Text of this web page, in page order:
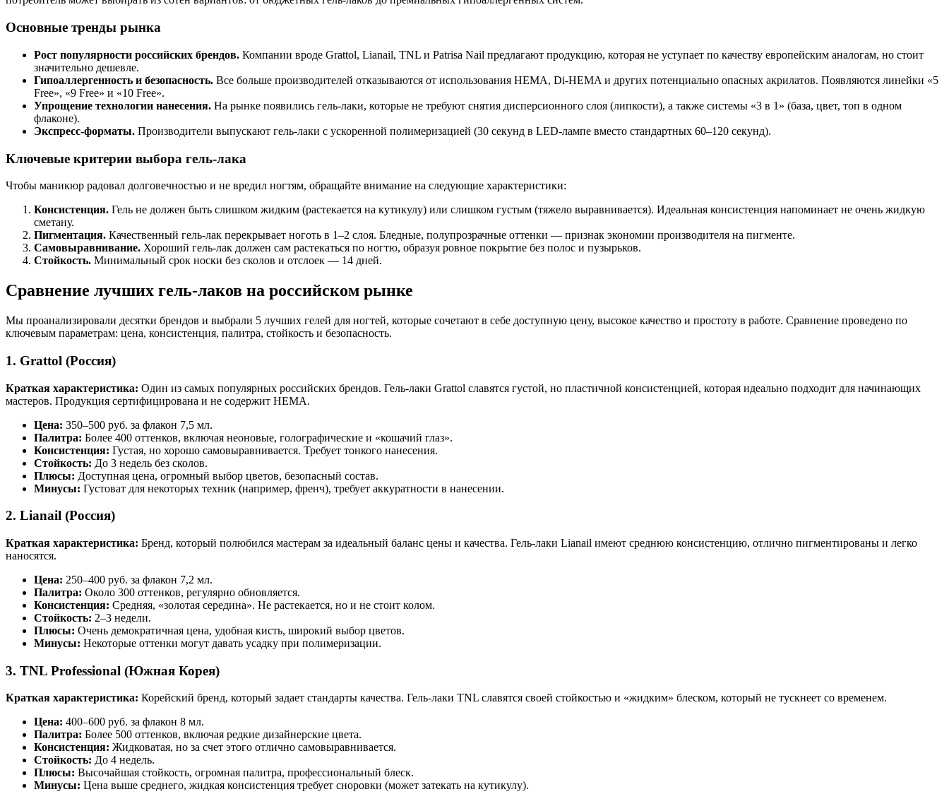
Основные тренды рынка
Рост популярности российских брендов. Компании вроде Grattol, Lianail, TNL и Patrisa Nail предлагают продукцию, которая не уступает по качеству европейским аналогам, но стоит
значительно дешевле.
Гипоаллергенность и безопасность. Все больше производителей отказываются от использования HEMA, Di-HEMA и других потенциально опасных акрилатов. Появляются линейки «5
Free», «9 Free» и «10 Free».
Упрощение технологии нанесения. На рынке появились гель-лаки, которые не требуют снятия дисперсионного слоя (липкости), а также системы «3 в 1» (база, цвет, топ в одном
флаконе).
Экспресс-форматы. Производители выпускают гель-лаки с ускоренной полимеризацией (30 секунд в LED-лампе вместо стандартных 60–120 секунд).
Ключевые критерии выбора гель-лака
Чтобы маникюр радовал долговечностью и не вредил ногтям, обращайте внимание на следующие характеристики:
Консистенция. Гель не должен быть слишком жидким (растекается на кутикулу) или слишком густым (тяжело выравнивается). Идеальная консистенция напоминает не очень жидкую
сметану.
Пигментация. Качественный гель-лак перекрывает ноготь в 1–2 слоя. Бледные, полупрозрачные оттенки — признак экономии производителя на пигменте.
Самовыравнивание. Хороший гель-лак должен сам растекаться по ногтю, образуя ровное покрытие без полос и пузырьков.
Стойкость. Минимальный срок носки без сколов и отслоек — 14 дней.
Сравнение лучших гель-лаков на российском рынке
Мы проанализировали десятки брендов и выбрали 5 лучших гелей для ногтей, которые сочетают в себе доступную цену, высокое качество и простоту в работе. Сравнение проведено по
ключевым параметрам: цена, консистенция, палитра, стойкость и безопасность.
1. Grattol (Россия)
Краткая характеристика: Один из самых популярных российских брендов. Гель-лаки Grattol славятся густой, но пластичной консистенцией, которая идеально подходит для начинающих
мастеров. Продукция сертифицирована и не содержит HEMA.
Цена: 350–500 руб. за флакон 7,5 мл.
Палитра: Более 400 оттенков, включая неоновые, голографические и «кошачий глаз».
Консистенция: Густая, но хорошо самовыравнивается. Требует тонкого нанесения.
Стойкость: До 3 недель без сколов.
Плюсы: Доступная цена, огромный выбор цветов, безопасный состав.
Минусы: Густоват для некоторых техник (например, френч), требует аккуратности в нанесении.
2. Lianail (Россия)
Краткая характеристика: Бренд, который полюбился мастерам за идеальный баланс цены и качества. Гель-лаки Lianail имеют среднюю консистенцию, отлично пигментированы и легко
наносятся.
Цена: 250–400 руб. за флакон 7,2 мл.
Палитра: Около 300 оттенков, регулярно обновляется.
Консистенция: Средняя, «золотая середина». Не растекается, но и не стоит колом.
Стойкость: 2–3 недели.
Плюсы: Очень демократичная цена, удобная кисть, широкий выбор цветов.
Минусы: Некоторые оттенки могут давать усадку при полимеризации.
3. TNL Professional (Южная Корея)
Краткая характеристика: Корейский бренд, который задает стандарты качества. Гель-лаки TNL славятся своей стойкостью и «жидким» блеском, который не тускнеет со временем.
Цена: 400–600 руб. за флакон 8 мл.
Палитра: Более 500 оттенков, включая редкие дизайнерские цвета.
Консистенция: Жидковатая, но за счет этого отлично самовыравнивается.
Стойкость: До 4 недель.
Плюсы: Высочайшая стойкость, огромная палитра, профессиональный блеск.
Минусы: Цена выше среднего, жидкая консистенция требует сноровки (может затекать на кутикулу).